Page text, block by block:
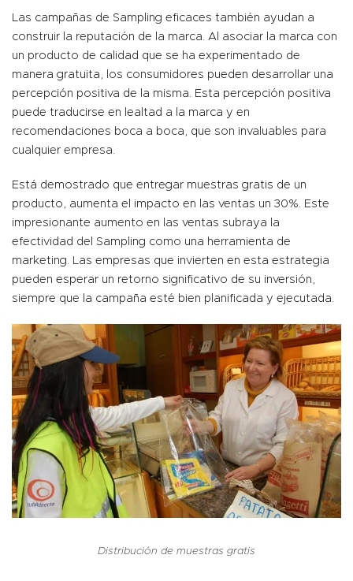
Las campañas de Sampling eficaces también ayudan a
construir la reputación de la marca. Al asociar la marca con
un producto de calidad que se ha experimentado de
manera gratuita, los consumidores pueden desarrollar una
percepción positiva de la misma. Esta percepción positiva
puede traducirse en lealtad a la marca y en
recomendaciones boca a boca, que son invaluables para
cualquier empresa.
Está demostrado que entregar muestras gratis de un
producto, aumenta el impacto en las ventas un 30%. Este
impresionante aumento en las ventas subraya la
efectividad del Sampling como una herramienta de
marketing. Las empresas que invierten en esta estrategia
pueden esperar un retorno significativo de su inversión,
siempre que la campaña esté bien planificada y ejecutada.
Distribución de muestras gratis